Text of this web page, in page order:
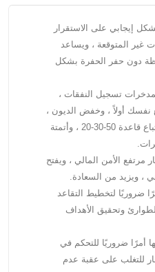
إيجابي على الاستقرار
غير المتوقعة ، ويساعد
دون حفر الحفرة بشكل
تسجيل النفقات ،
نفسك أولاً ، وخفض الديون ،
وتوسيع المعرفة المالية ، واتباع قاعدة 50-30-20 ، وأتمتة
مرتفع الأمن المالي ، ويفتح
، ويزيد من السعادة.
ضروريًا لتخطيط التقاعد
وتحقيق الأهداف
أمرًا ضروريًا للتحكم في
للتغلب على عقبة عدم